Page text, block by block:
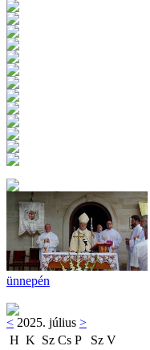
ünnepén
< 2025. július >
H K Sz Cs P Sz V